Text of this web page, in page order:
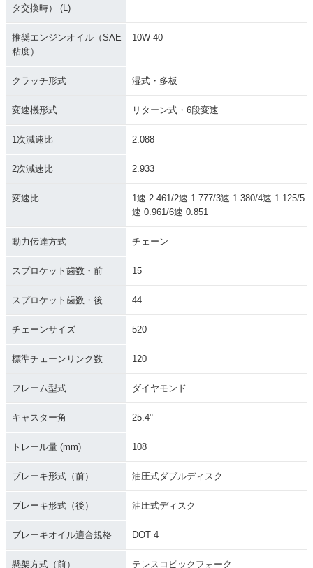
タ交換時） (L)
推奨エンジンオイル（SAE
粘度）
10W-40
クラッチ形式 湿式・多板
変速機形式 リターン式・6段変速
1次減速比 2.088
2次減速比 2.933
変速比
1速 2.461/2速 1.777/3速 1.380/4速 1.125/5
速 0.961/6速 0.851
動力伝達方式 チェーン
スプロケット歯数・前 15
スプロケット歯数・後 44
チェーンサイズ 520
標準チェーンリンク数 120
フレーム型式 ダイヤモンド
キャスター角 25.4°
トレール量 (mm) 108
ブレーキ形式（前） 油圧式ダブルディスク
ブレーキ形式（後） 油圧式ディスク
ブレーキオイル適合規格 DOT 4
懸架方式（前） テレスコピックフォーク